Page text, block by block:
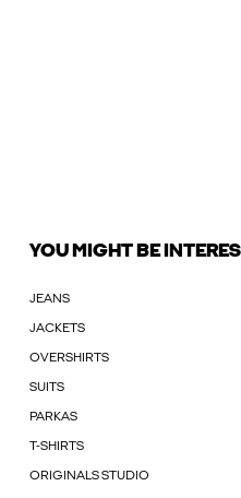
YOU MIGHT BE
JEANS
JACKETS
OVERSHIRTS
SUITS
PARKAS
T-SHIRTS
ORIGINALS STUDIO